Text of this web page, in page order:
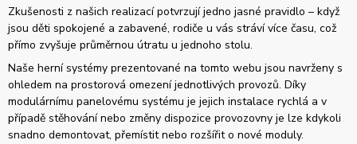
Zkušenosti z našich realizací potvrzují jedno jasné pravidlo – když
jsou děti spokojené a zabavené, rodiče u vás stráví více času, což
přímo zvyšuje průměrnou útratu u jednoho stolu.
Naše herní systémy prezentované na tomto webu jsou navrženy s
ohledem na prostorová omezení jednotlivých provozů. Díky
modulárnímu panelovému systému je jejich instalace rychlá a v
případě stěhování nebo změny dispozice provozovny je lze kdykoli
snadno demontovat, přemístit nebo rozšířit o nové moduly.